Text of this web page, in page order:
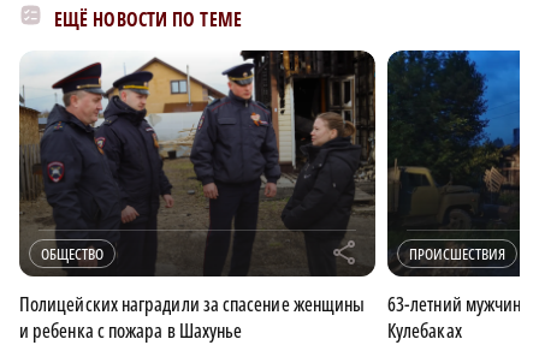
ЕЩЁ НОВОСТИ ПО ТЕМЕ
ОБЩЕСТВО r
Полицейских наградили за спасение женщины
и ребенка с пожара в Шахунье
ПРОИСШЕСТВИЯ
63-летний мужчина
Кулебаках